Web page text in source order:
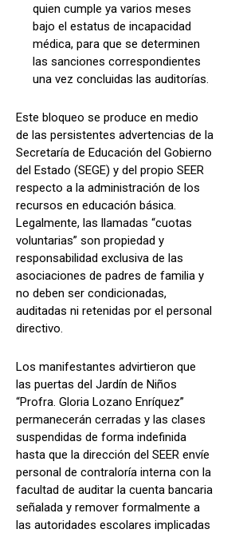
quien cumple ya varios meses
bajo el estatus de incapacidad
médica, para que se determinen
las sanciones correspondientes
una vez concluidas las auditorías.
Este bloqueo se produce en medio
de las persistentes advertencias de la
Secretaría de Educación del Gobierno
del Estado (SEGE) y del propio SEER
respecto a la administración de los
recursos en educación básica.
Legalmente, las llamadas “cuotas
voluntarias” son propiedad y
responsabilidad exclusiva de las
asociaciones de padres de familia y
no deben ser condicionadas,
auditadas ni retenidas por el personal
directivo.
Los manifestantes advirtieron que
las puertas del Jardín de Niños
“Profra. Gloria Lozano Enríquez”
permanecerán cerradas y las clases
suspendidas de forma indefinida
hasta que la dirección del SEER envíe
personal de contraloría interna con la
facultad de auditar la cuenta bancaria
señalada y remover formalmente a
las autoridades escolares implicadas